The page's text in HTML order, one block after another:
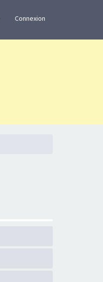
Connexion